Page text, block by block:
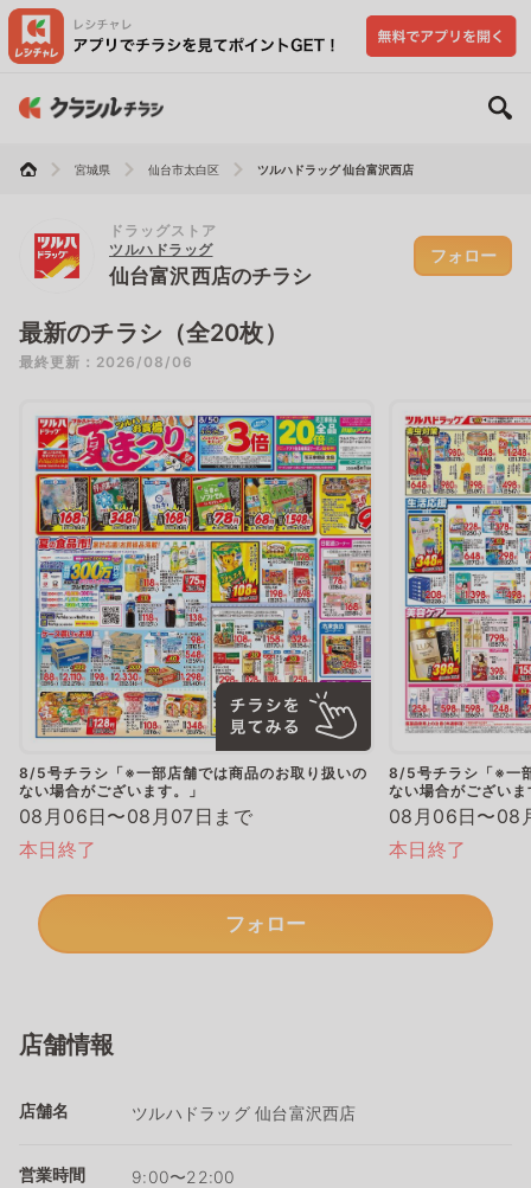
宮城県 仙台市太白区 ツルハドラッグ 仙台富沢西店
ドラッグストア
ツルハドラッグ
仙台富沢西店のチラシ
フォロー
最新のチラシ（全20枚）
最終更新：2026/08/06
8/5号チラシ「※一部店舗では商品のお取り扱いの
ない場合がございます。」
08月06日〜08月07日まで
本日終了
8/5号チラシ「※一
ない場合がございま
08月06日〜08
本日終了
フォロー
店舗情報
店舗名 ツルハドラッグ 仙台富沢西店
営業時間 9:00〜22:00